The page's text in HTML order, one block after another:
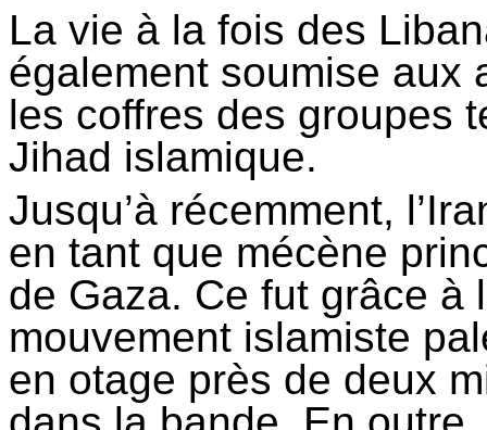
La vie à la fois des
également soumise aux
les coffres des groupes
Jihad islamique.
Jusqu’à récemment,
en tant que mécène
de Gaza. Ce fut grâce à
mouvement islamiste
en otage près de deux